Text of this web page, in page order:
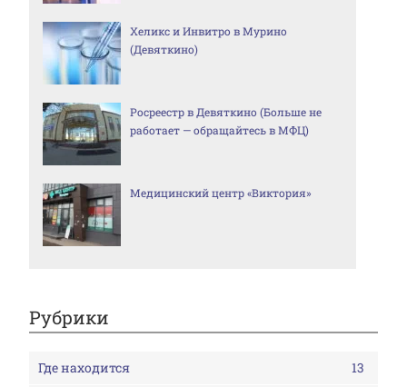
Хеликс и Инвитро в Мурино
(Девяткино)
Росреестр в Девяткино (Больше не
работает — обращайтесь в МФЦ)
Медицинский центр «Виктория»
Рубрики
Где находится
13